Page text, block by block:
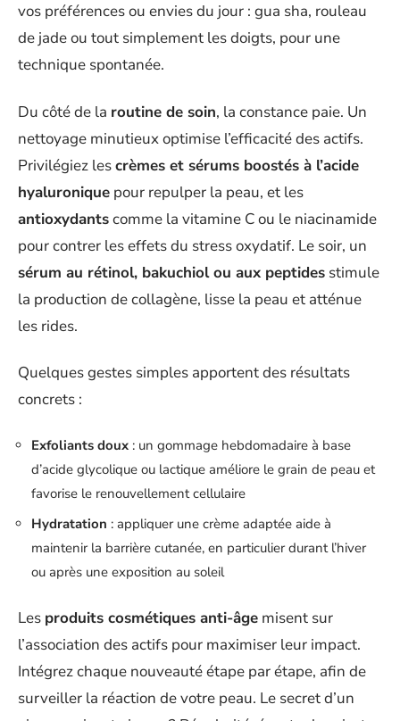
vos préférences ou envies du jour : gua sha, rouleau
de jade ou tout simplement les doigts, pour une
technique spontanée.
Du côté de la routine de soin, la constance paie. Un
nettoyage minutieux optimise l’efficacité des actifs.
Privilégiez lescrèmes et sérums boostés à l’acide
hyaluronique pour repulper la peau, et les
antioxydantscomme la vitamine C ou le niacinamide
pour contrer les effets du stress oxydatif. Le soir, un
sérum au rétinol, bakuchiol ou aux peptides stimule
la production de collagène, lisse la peau et atténue
les rides.
Quelques gestes simples apportent des résultats
concrets :
Exfoliants doux : un gommage hebdomadaire à base
d’acide glycolique ou lactique améliore le grain de peau et
favorise le renouvellement cellulaire
Hydratation : appliquer une crème adaptée aide à
maintenir la barrière cutanée, en particulier durant l’hiver
ou après une exposition au soleil
Les produits cosmétiques anti-âge misent sur
l’association des actifs pour maximiser leur impact.
Intégrez chaque nouveauté étape par étape, afin de
surveiller la réaction de votre peau. Le secret d’un